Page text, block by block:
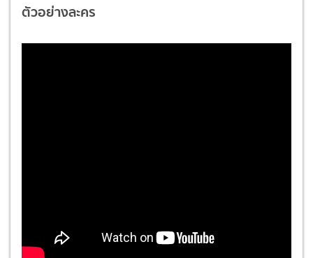
ตัวอย่างละคร